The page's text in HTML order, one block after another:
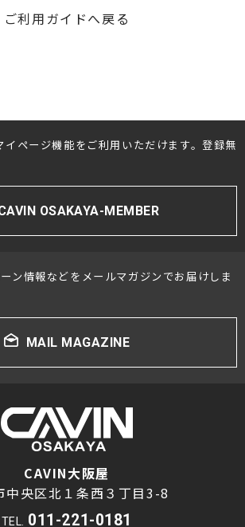
ご利用ガイドへ戻る
ページ機能をご利用いただけます。登録無
OSAKAYA-MEMBER
ン情報などをメールマガジンでお届けしま
MAIL MAGAZINE
CAVIN大阪屋
中央区北１条西３丁目3-8
TEL. 011-221-0181